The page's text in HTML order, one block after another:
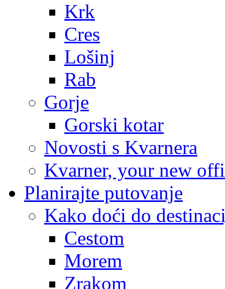
Krk
Cres
Lošinj
Rab
Gorje
Gorski kotar
Novosti s Kvarnera
Kvarner, your new
Planirajte putovanje
Kako doći do
Cestom
Morem
Zrakom